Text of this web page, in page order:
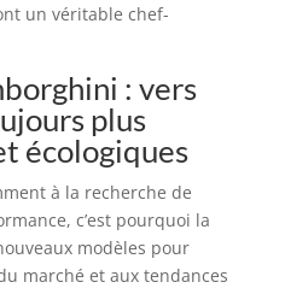
un véritable chef-
: vers
plus
écologiques
à la recherche de
c’est pourquoi la
modèles pour
marché et aux tendances